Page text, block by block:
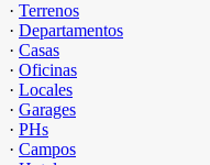
· Terrenos
· Departamentos
· Casas
· Oficinas
· Locales
· Garages
· PHs
· Campos